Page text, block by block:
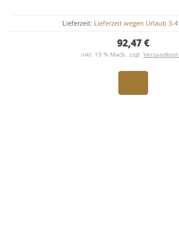
Lieferzeit: Lieferzeit wegen Urlaub 3-
92,47 €
inkl. 19 % MwSt. zzgl.